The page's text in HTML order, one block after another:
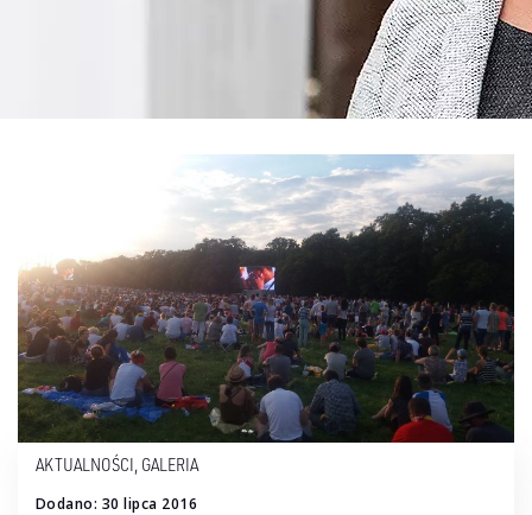
AKTUALNOŚCI, GALERIA
Dodano: 30 lipca 2016